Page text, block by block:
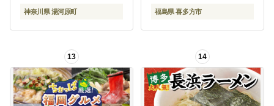
神奈川県 湯河原町
ギフト 人気 お土産
【07208-0056】
福島県 喜多方市
13 14